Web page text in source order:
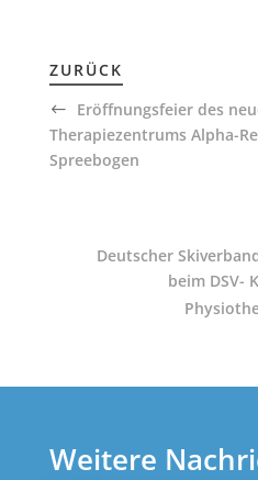
ZURÜCK
Eröffnungsfeier des
Therapiezentrums Alpha-
Spreebogen
Deutscher
beim DSV-
Weitere